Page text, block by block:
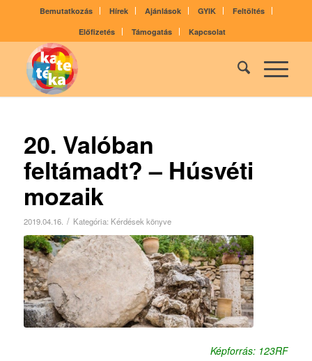
Bemutatkozás Hírek Ajánlások GYIK
Feltöltés
Előfizetés
Támogatás Kapcsolat
20. Valóban
feltámadt? – Húsvéti
mozaik
2019.04.16. / Kategória: Kérdések könyve
Képforrás: 123RF